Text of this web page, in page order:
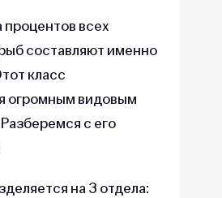
всех
составляют именно
класс
огромным видовым
с его
на 3 отдела: